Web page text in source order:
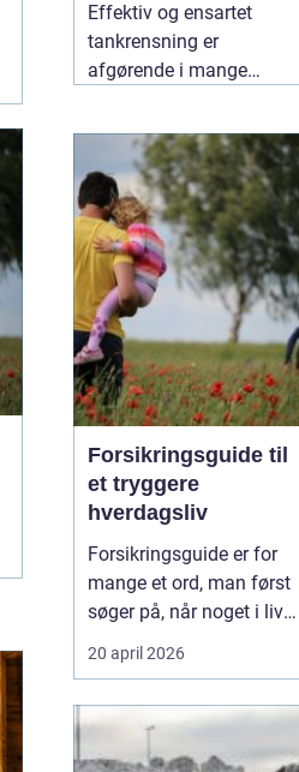
Effektiv og ensartet
tankrensning er
afgørende i mange
hygiejne, sikkerhed og
driftsøkonomi spiller en
stor rolle, kan små fejl få
store konsekvenser. Her
er roterende tankrensere
31 maj 2026
Forsikringsguide til
et tryggere
hverdagsliv
Forsikringsguide er for
mange et ord, man først
søger på, når noget i livet
ændrer sig.
andre selskaber oplever,
du flytter, får børn, køber
bil eller ændrer job, og så
20 april 2026